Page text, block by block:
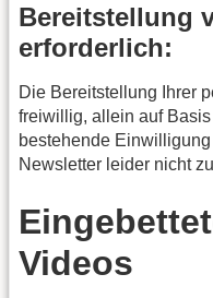
Bereitstellung
erforderlich:
Die Bereitstellung Ihrer
freiwillig, allein auf
bestehende
Newsletter leider nicht
Videos